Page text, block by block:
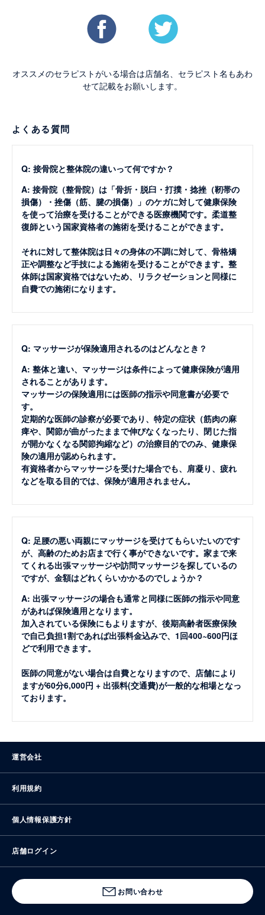
オススメのセラピストがいる場合は店舗名、セラピスト名もあわ
せて記載をお願いします。
よくある質問
Q: 接骨院と整体院の違いって何ですか？
A: 接骨院（整骨院）は「骨折・脱臼・打撲・捻挫（靭帯の
損傷）・挫傷（筋、腱の損傷）」のケガに対して健康保険
を使って治療を受けることができる医療機関です。柔道整
復師という国家資格者の施術を受けることができます。
それに対して整体院は日々の身体の不調に対して、骨格矯
正や調整など手技による施術を受けることができます。整
体師は国家資格ではないため、リラクゼーションと同様に
自費での施術になります。
Q: マッサージが保険適用されるのはどんなとき？
A: 整体と違い、マッサージは条件によって健康保険が適用
されることがあります。
マッサージの保険適用には医師の指示や同意書が必要で
す。
定期的な医師の診察が必要であり、特定の症状（筋肉の麻
痺や、関節が曲がったままで伸びなくなったり、閉じた指
が開かなくなる関節拘縮など）の治療目的でのみ、健康保
険の適用が認められます。
有資格者からマッサージを受けた場合でも、肩凝り、疲れ
などを取る目的では、保険が適用されません。
Q: 足腰の悪い両親にマッサージを受けてもらいたいのです
が、高齢のためお店まで行く事ができないです。家まで来
てくれる出張マッサージや訪問マッサージを探しているの
ですが、金額はどれくらいかかるのでしょうか？
A: 出張マッサージの場合も通常と同様に医師の指示や同意
があれば保険適用となります。
加入されている保険にもよりますが、後期高齢者医療保険
で自己負担1割であれば出張料金込みで、1回400~600円ほ
どで利用できます。
医師の同意がない場合は自費となりますので、店舗により
ますが60分6,000円 + 出張料(交通費)が一般的な相場となっ
ております。
運営会社
利用規約
個人情報保護方針
店舗ログイン
お問い合わせ